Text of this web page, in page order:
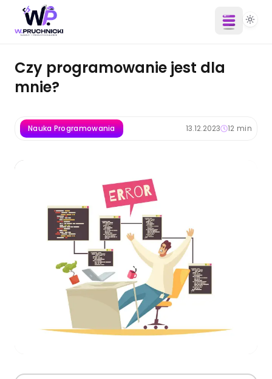
Czy programowanie jest dla
mnie?
Nauka Programowania 13.12.2023 12 min